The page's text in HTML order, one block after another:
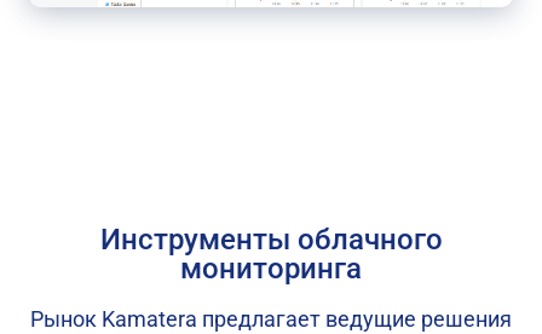
Инструменты облачного
мониторинга
Рынок Kamatera предлагает ведущие решения